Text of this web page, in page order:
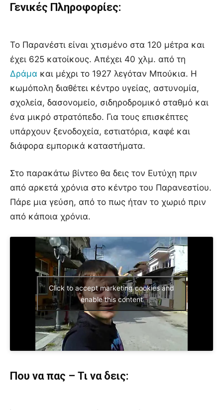
Γενικές Πληροφορίες:
Το Παρανέστι είναι χτισμένο στα 120 μέτρα και
έχει 625 κατοίκους. Απέχει 40 χλμ. από τη
Δράμα και μέχρι το 1927 λεγόταν Μπούκια. Η
κωμόπολη διαθέτει κέντρο υγείας, αστυνομία,
σχολεία, δασονομείο, σιδηροδρομικό σταθμό και
ένα μικρό στρατόπεδο. Για τους επισκέπτες
υπάρχουν ξενοδοχεία, εστιατόρια, καφέ και
διάφορα εμπορικά καταστήματα.
Στο παρακάτω βίντεο θα δεις τον Ευτύχη πριν
από αρκετά χρόνια στο κέντρο του Παρανεστίου.
Πάρε μια γεύση, από το πως ήταν το χωριό πριν
από κάποια χρόνια.
Click to accept marketing cookies and
enable this content
Που να πας – Τι να δεις: